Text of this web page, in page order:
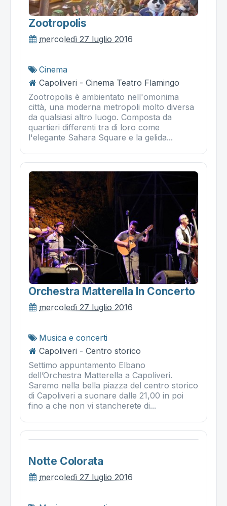
Zootropolis
mercoledì 27 luglio 2016
Cinema
Capoliveri - Cinema Teatro Flamingo
Zootropolis è ambientato nell'omonima
città, una moderna metropoli molto diversa
da qualsiasi altro luogo. Composta da
quartieri differenti tra di loro come
l'elegante Sahara Square e la gelida...
Orchestra Matterella In Concerto
mercoledì 27 luglio 2016
Musica e concerti
Capoliveri - Centro storico
Settimo appuntamento Elbano
dell’Orchestra Matterella a Capoliveri.
Saremo nella bella piazza del centro storico
di Capoliveri a suonare dalle 21,00 in poi
fino a che non vi stancherete di...
Notte Colorata
mercoledì 27 luglio 2016